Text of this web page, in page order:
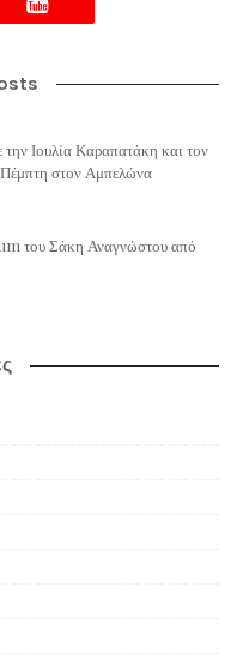
Ιουλία Καραπατάκη και τον
στον Αμπελώνα
του Σάκη Αναγνώστου από